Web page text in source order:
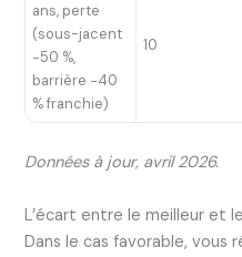
ans, perte
(sous-jacent
−50 %,
barrière −40
% franchie)
10
Données à jour, avril 2026.
L’écart entre le meilleur et
Dans le cas favorable, vous